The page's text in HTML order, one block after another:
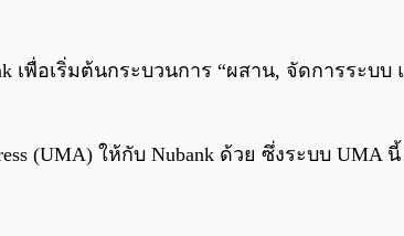
เพื่อเริ่มต้นกระบวนการ “ผสาน, จัดการระ
(UMA) ให้กับ Nubank ด้วย ซึ่งระบบ